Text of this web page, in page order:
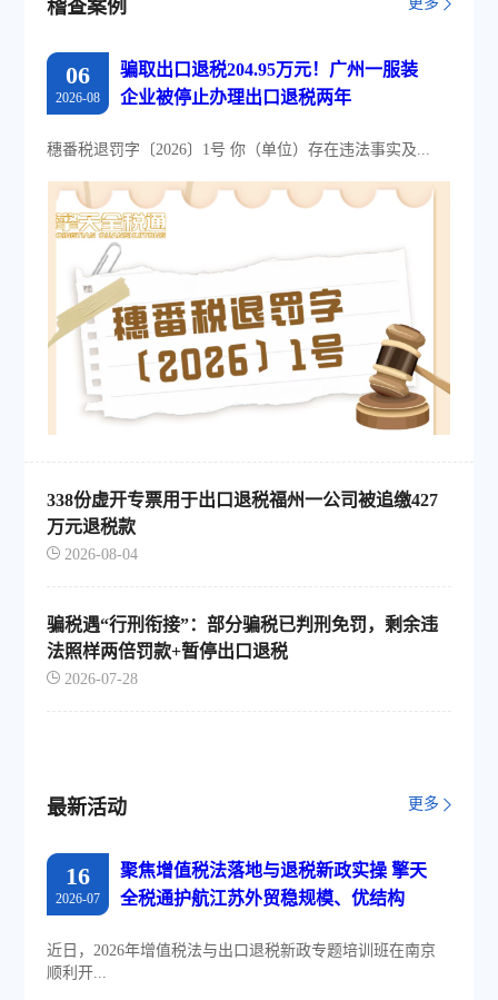
稽查案例
06
2026-08
骗取出口退税204.95万元！广州一服装
企业被停止办理出口退税两年
穗番税退罚字〔2026〕1号 你（单位）存在违法事实及...
338份虚开专票用于出口退税福州一公司被追缴427
万元退税款
2026-08-04
骗税遇“行刑衔接”：部分骗税已判刑免罚，剩余违
法照样两倍罚款+暂停出口退税
2026-07-28
最新活动 更多
16
2026-07
聚焦增值税法落地与退税新政实操 擎天
全税通护航江苏外贸稳规模、优结构
近日，2026年增值税法与出口退税新政专题培训班在南京
顺利开...